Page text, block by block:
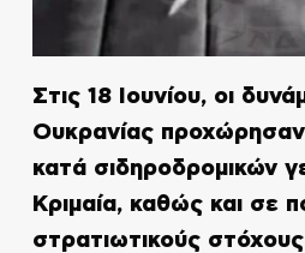
Στις 18 Ιουνίου, οι
Ουκρανίας προχώρησαν
κατά σιδηροδρομικών
Κριμαία, καθώς και σε
στρατιωτικούς